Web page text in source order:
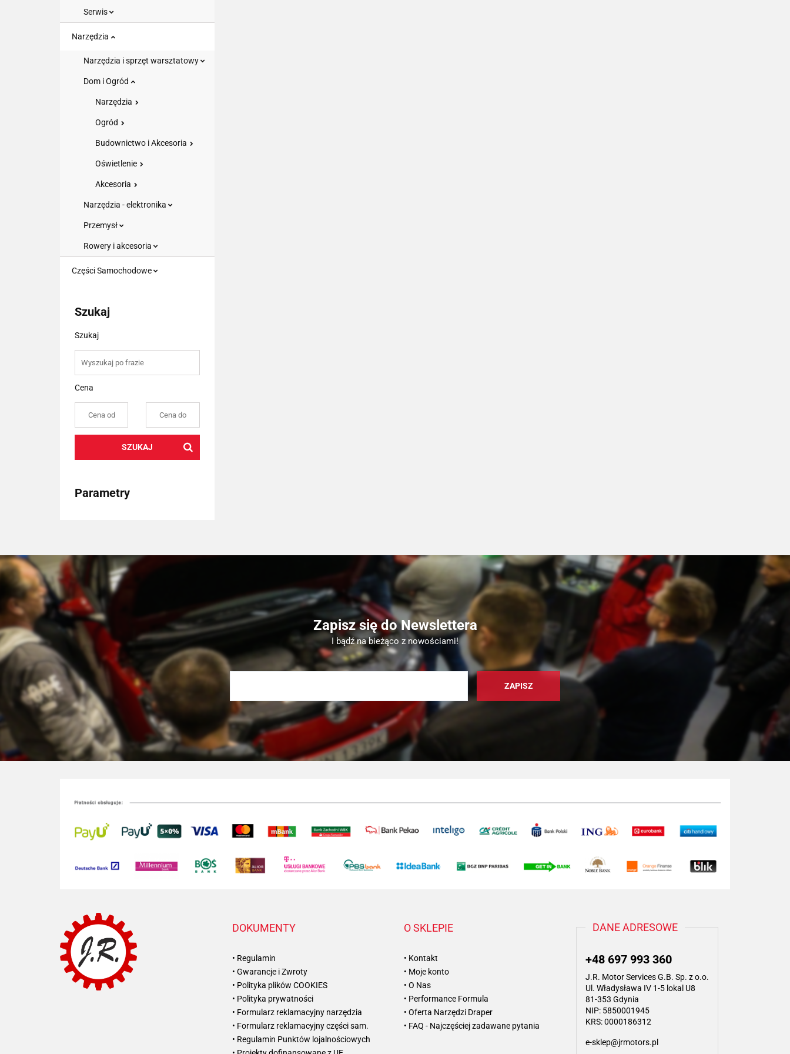
Serwis
Narzędzia
Narzędzia i sprzęt warsztatowy
Dom i Ogród
Narzędzia
Ogród
Budownictwo i Akcesoria
Oświetlenie
Akcesoria
Narzędzia - elektronika
Przemysł
Rowery i akcesoria
Części Samochodowe
Szukaj
Szukaj
Cena
SZUKAJ
Parametry
Zapisz się do Newslettera
I bądź na bieżąco z nowościami!
DOKUMENTY
• Regulamin
• Gwarancje i Zwroty
• Polityka plików COOKIES
• Polityka prywatności
• Formularz reklamacyjny narzędzia
• Formularz reklamacyjny części sam.
• Regulamin Punktów lojalnościowych
O SKLEPIE
• Kontakt
• Moje konto
• O Nas
• Performance Formula
• Oferta Narzędzi Draper
• FAQ - Najczęściej zadawane pytania
DANE ADRESOWE
+48 697 993 360
J.R. Motor Services G.B. Sp. z o.o.
Ul. Władysława IV 1-5 lokal U8
81-353 Gdynia
NIP: 5850001945
KRS: 0000186312
e-sklep@jrmotors.pl